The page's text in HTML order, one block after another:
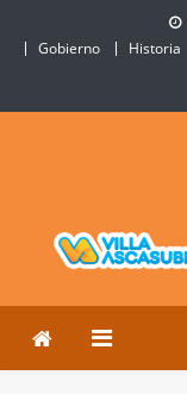
Gobierno
Historia